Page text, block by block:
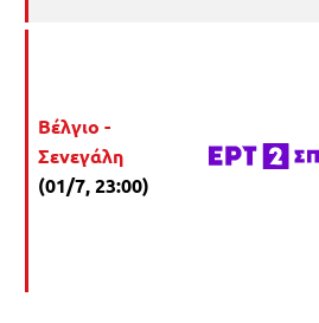
Βέλγιο -
Σενεγάλη
(01/7, 23:00)